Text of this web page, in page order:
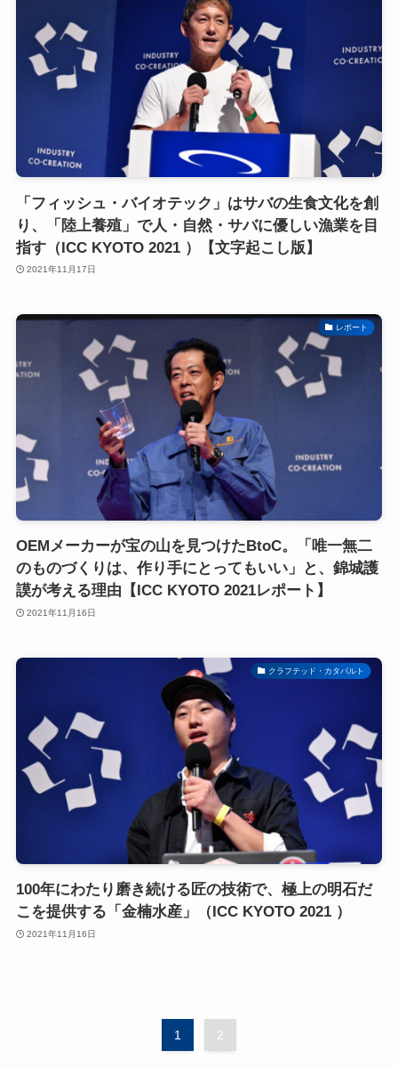
「フィッシュ・バイオテック」はサバの生食文化を創
り、「陸上養殖」で人・自然・サバに優しい漁業を目
指す（ICC KYOTO 2021 ）【文字起こし版】
2021年11月17日
レポート
OEMメーカーが宝の山を見つけたBtoC。「唯一無二
のものづくりは、作り手にとってもいい」と、錦城護
謨が考える理由【ICC KYOTO 2021レポート】
2021年11月16日
クラフテッド・カタパルト
100年にわたり磨き続ける匠の技術で、極上の明石だ
こを提供する「金楠水産」（ICC KYOTO 2021 ）
2021年11月16日
1 2